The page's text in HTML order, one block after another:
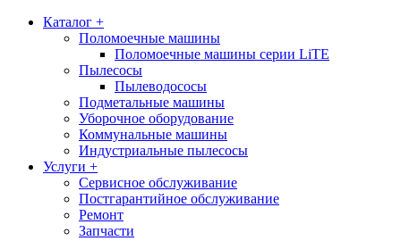
Каталог +
Поломоечные машины
Поломоечные машины серии LiTE
Пылесосы
Пылеводососы
Подметальные машины
Уборочное оборудование
Коммунальные машины
Индустриальные пылесосы
Услуги +
Сервисное обслуживание
Постгарантийное обслуживание
Ремонт
Запчасти